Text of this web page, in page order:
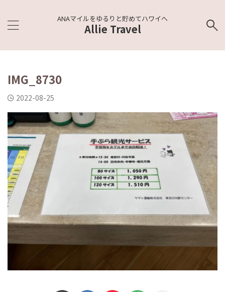
ANAマイルをゆるりと貯めてハワイへ
Allie Travel
IMG_8730
2022-08-25